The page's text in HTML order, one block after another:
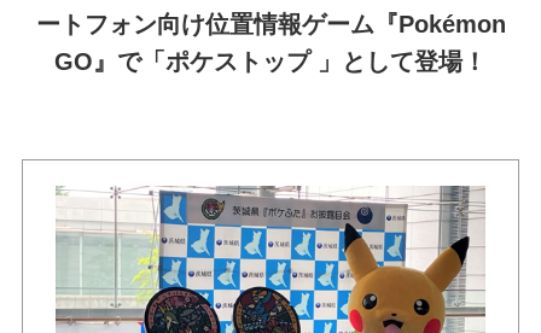
ートフォン向け位置情報ゲーム『Pokémon
GO』で「ポケストップ 」として登場！